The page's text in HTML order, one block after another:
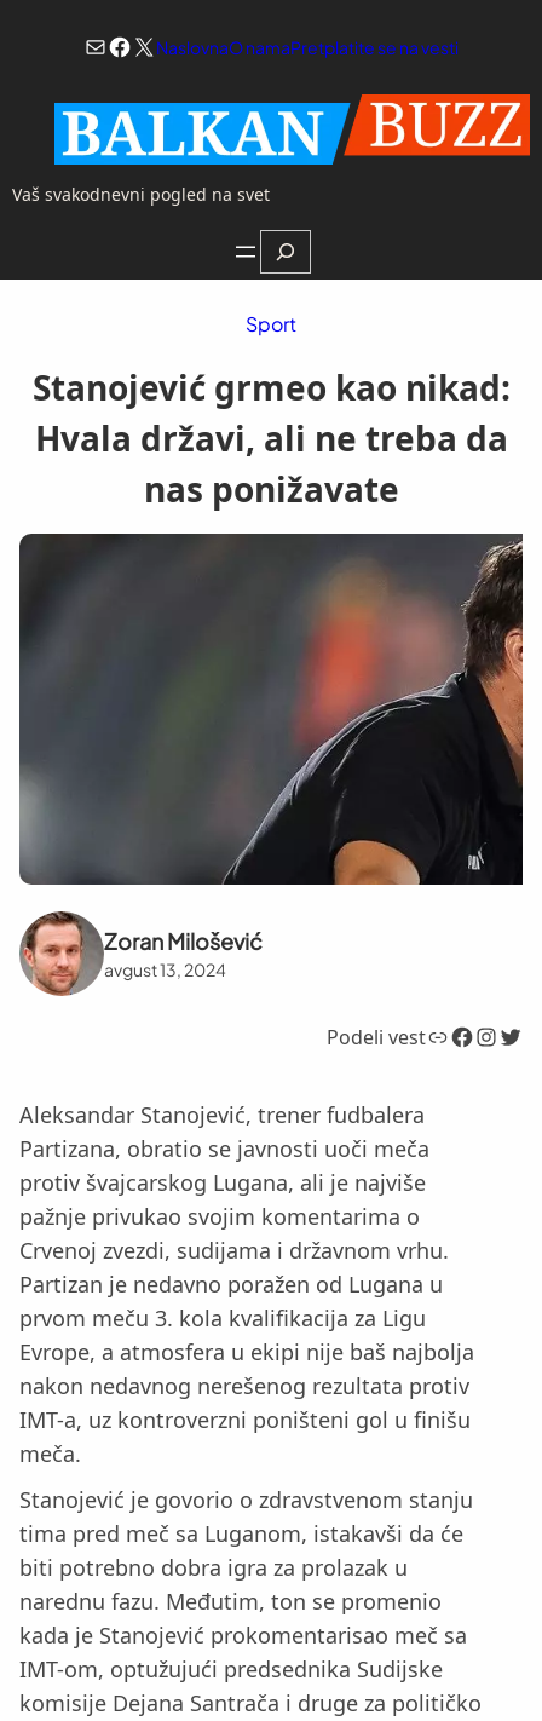
Mail
Facebook
X NaslovnaO namaPretplatite se na vesti
Vaš svakodnevni pogled na svet
Search
Sport
Stanojević grmeo kao nikad:
Hvala državi, ali ne treba da
nas ponižavate
Zoran Milošević
avgust 13, 2024
Podeli vestLink Facebook InstagramTwitter
Aleksandar Stanojević, trener fudbalera
Partizana, obratio se javnosti uoči meča
protiv švajcarskog Lugana, ali je najviše
pažnje privukao svojim komentarima o
Crvenoj zvezdi, sudijama i državnom vrhu.
Partizan je nedavno poražen od Lugana u
prvom meču 3. kola kvalifikacija za Ligu
Evrope, a atmosfera u ekipi nije baš najbolja
nakon nedavnog nerešenog rezultata protiv
IMT-a, uz kontroverzni poništeni gol u finišu
meča.
Stanojević je govorio o zdravstvenom stanju
tima pred meč sa Luganom, istakavši da će
biti potrebno dobra igra za prolazak u
narednu fazu. Međutim, ton se promenio
kada je Stanojević prokomentarisao meč sa
IMT-om, optužujući predsednika Sudijske
komisije Dejana Santrača i druge za političko